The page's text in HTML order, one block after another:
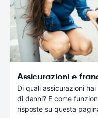
Assicurazioni e
Di quali assicurazioni
di danni? E come
risposte su questa